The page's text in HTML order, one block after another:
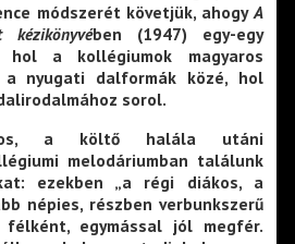
módszerét követjük, ahogyA
kézikönyvében (1947) egy-egy
hol a kollégiumok magyaros
a nyugati dalformák közé, hol
sorol.
a költő halála utáni
melodáriumban találunk
ezekben „a régi diákos, a
népies, részben verbunkszerű
egymással jól megfér.